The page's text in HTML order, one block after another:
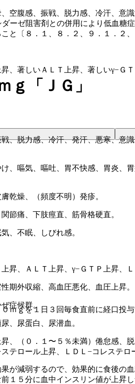
空腹感、振戦、脱力感、冷汗、意
ーゼ阻害剤との併用により低血
と〔８．１、８．２、９．１．２
著しいＡＬＴ上昇、著しいγ−Ｇ
脱力感、冷汗、発汗、悪寒、意
嘔気、嘔吐、胃不快感、胃炎、
乾燥、（頻度不明）発疹。
節痛、下肢痙直、筋骨格硬直。
、不眠、しびれ感。
、ＡＬＴ上昇、γ−ＧＴＰ上昇、Ｌ
期外収縮、高血圧悪化、血圧上昇。
症候群。
、尿蛋白、尿潜血。
、（０．１〜５％未満）倦怠感、
テロール上昇、ＬＤＬ−コレステ
ｇ「ＪＧ」
ｍｇを１日３回毎食直前に経口投
減弱するので、効果的に食後の
１５分に血中インスリン値が上